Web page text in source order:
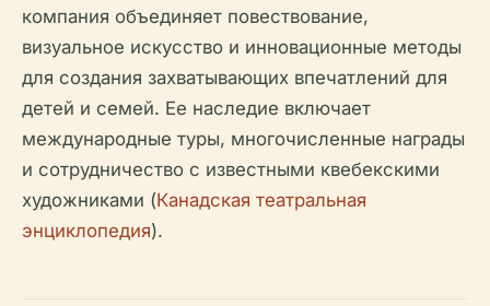
компания объединяет повествование,
визуальное искусство и инновационные методы
для создания захватывающих впечатлений для
детей и семей. Ее наследие включает
международные туры, многочисленные награды
и сотрудничество с известными квебекскими
художниками (Канадская театральная
энциклопедия).